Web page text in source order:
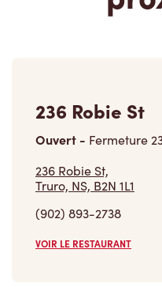
236 Robie St
Ouvert - Fermeture
236 Robie St,
Truro, NS, B2N 1L1
(902) 893-2738
VOIR LE RESTAURANT